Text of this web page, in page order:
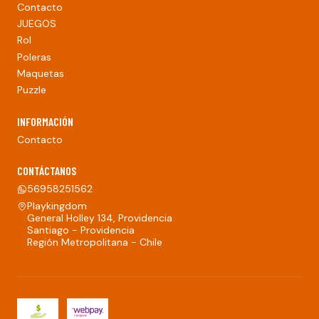
Contacto
JUEGOS
Rol
Poleras
Maquetas
Puzzle
INFORMACIÓN
Contacto
CONTÁCTANOS
56958251562
Playkingdom
General Holley 134, Providencia
Santiago - Providencia
Región Metropolitana - Chile